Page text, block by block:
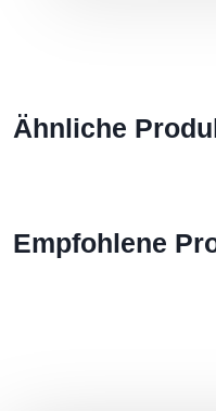
Ähnliche
Empfohlene